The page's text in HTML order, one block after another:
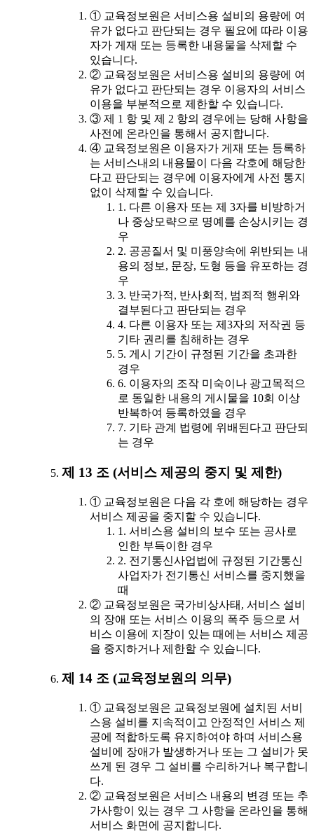
① 교육정보원은 서비스용 설비의 용량에 여
유가 없다고 판단되는 경우 필요에 따라 이용
자가 게재 또는 등록한 내용물을 삭제할 수
있습니다.
② 교육정보원은 서비스용 설비의 용량에 여
유가 없다고 판단되는 경우 이용자의 서비스
이용을 부분적으로 제한할 수 있습니다.
③ 제 1 항 및 제 2 항의 경우에는 당해 사항을
사전에 온라인을 통해서 공지합니다.
④ 교육정보원은 이용자가 게재 또는 등록하
는 서비스내의 내용물이 다음 각호에 해당한
다고 판단되는 경우에 이용자에게 사전 통지
없이 삭제할 수 있습니다.
1. 다른 이용자 또는 제 3자를 비방하거
나 중상모략으로 명예를 손상시키는 경
우
2. 공공질서 및 미풍양속에 위반되는 내
용의 정보, 문장, 도형 등을 유포하는 경
우
3. 반국가적, 반사회적, 범죄적 행위와
결부된다고 판단되는 경우
4. 다른 이용자 또는 제3자의 저작권 등
기타 권리를 침해하는 경우
5. 게시 기간이 규정된 기간을 초과한
경우
6. 이용자의 조작 미숙이나 광고목적으
로 동일한 내용의 게시물을 10회 이상
반복하여 등록하였을 경우
7. 기타 관계 법령에 위배된다고 판단되
는 경우
제 13 조 (서비스 제공의 중지 및 제한)
① 교육정보원은 다음 각 호에 해당하는 경우
서비스 제공을 중지할 수 있습니다.
1. 서비스용 설비의 보수 또는 공사로
인한 부득이한 경우
2. 전기통신사업법에 규정된 기간통신
사업자가 전기통신 서비스를 중지했을
때
② 교육정보원은 국가비상사태, 서비스 설비
의 장애 또는 서비스 이용의 폭주 등으로 서
비스 이용에 지장이 있는 때에는 서비스 제공
을 중지하거나 제한할 수 있습니다.
제 14 조 (교육정보원의 의무)
① 교육정보원은 교육정보원에 설치된 서비
스용 설비를 지속적이고 안정적인 서비스 제
공에 적합하도록 유지하여야 하며 서비스용
설비에 장애가 발생하거나 또는 그 설비가 못
쓰게 된 경우 그 설비를 수리하거나 복구합니
다.
② 교육정보원은 서비스 내용의 변경 또는 추
가사항이 있는 경우 그 사항을 온라인을 통해
서비스 화면에 공지합니다.